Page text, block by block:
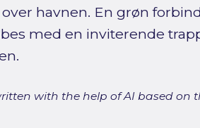
havnen. En grøn
med en inviterende
with the help of AI based on